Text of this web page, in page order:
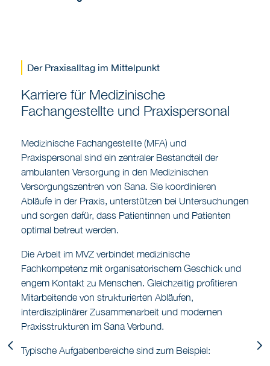
Previous
Der Praxisalltag im Mittelpunkt
Karriere für Medizinische
Fachangestellte und Praxispersonal
Medizinische Fachangestellte (MFA) und
Praxispersonal sind ein zentraler Bestandteil der
ambulanten Versorgung in den Medizinischen
Versorgungszentren von Sana. Sie koordinieren
Abläufe in der Praxis, unterstützen bei Untersuchungen
und sorgen dafür, dass Patientinnen und Patienten
optimal betreut werden.
Die Arbeit im MVZ verbindet medizinische
Fachkompetenz mit organisatorischem Geschick und
engem Kontakt zu Menschen. Gleichzeitig profitieren
Mitarbeitende von strukturierten Abläufen,
interdisziplinärer Zusammenarbeit und modernen
Praxisstrukturen im Sana Verbund.
Typische Aufgabenbereiche sind zum Beispiel: